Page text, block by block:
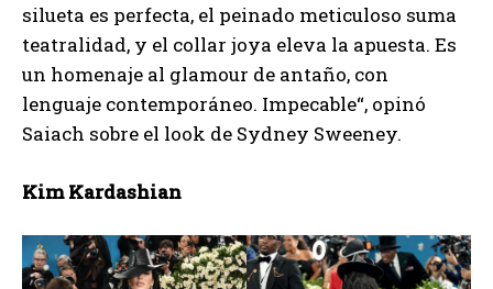
silueta es perfecta, el peinado meticuloso suma
teatralidad, y el collar joya eleva la apuesta. Es
un homenaje al glamour de antaño, con
lenguaje contemporáneo. Impecable“, opinó
Saiach sobre el look de Sydney Sweeney.
Kim Kardashian